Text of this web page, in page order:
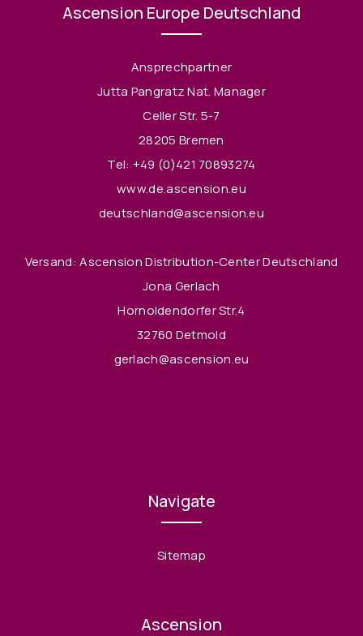
Ascension Europe Deutschland
Ansprechpartner
Jutta Pangratz Nat. Manager
Celler Str. 5-7
28205 Bremen
Tel: +49 (0)421 70893274
www.de.ascension.eu
deutschland@ascension.eu
Versand: Ascension Distribution-Center Deutschland
Jona Gerlach
Hornoldendorfer Str.4
32760 Detmold
gerlach@ascension.eu
Navigate
Sitemap
Ascension